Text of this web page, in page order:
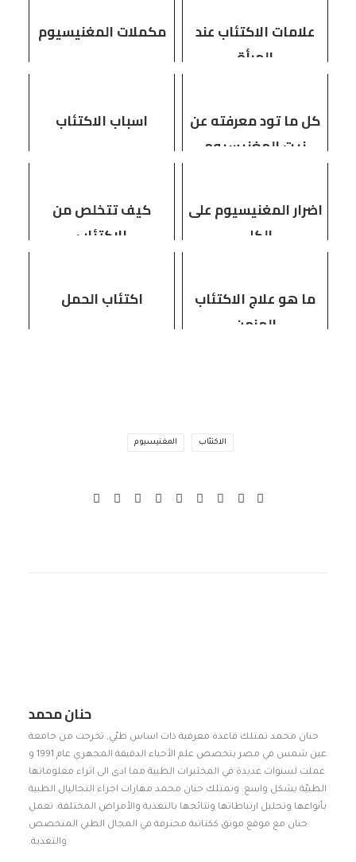
علامات الاكتئاب عند
المرأة
مكملات المغنيسيوم
كل ما تود معرفته عن
زيت المغنيسيوم
اسباب الاكتئاب
اضرار المغنيسيوم على
الكلى
كيف تتخلص من
الاكتئاب
ما هو علاج الاكتئاب
المزمن
اكتئاب الحمل
الاكتئاب المغنيسيوم
حنان محمد
حنان محمد تمتلك قاعدة معرفية ذات اساس طبّي, تخرجت من جامعة
عين شمس في مصر بتخصص علم الأحياء الدقيقة المجهري عام 1991 و
عملت لسنوات عديدة في المختبرات الطبية مما ادى الى اثراء معلوماتها
الطبيّة بشكل واسع. وتمتلك حنان محمد مهارات اجراء التحاليال الطبية
بأنواعها وتحليل ارتباطاتها ونتائجها بالتغذية والأمراض المختلفة. تعمل
حنان مع موقع موثق ككتاتبة محترفة في المجال الطبي المتخصص
والتغذية.